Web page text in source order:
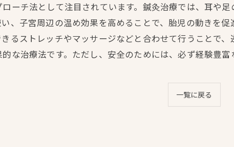
ーチ法として注目されています。鍼灸治療では、耳や
、子宮周辺の温め効果を高めることで、胎児の動きを
るストレッチやマッサージなどと合わせて行うことで
な治療法です。ただし、安全のためには、必ず経験豊富
一覧に戻る